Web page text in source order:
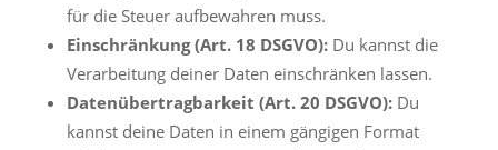
für die Steuer aufbewahren muss.
Einschränkung (Art. 18 DSGVO):Du kannst die
Verarbeitung deiner Daten einschränken lassen.
Datenübertragbarkeit (Art. 20 DSGVO):Du
kannst deine Daten in einem gängigen Format